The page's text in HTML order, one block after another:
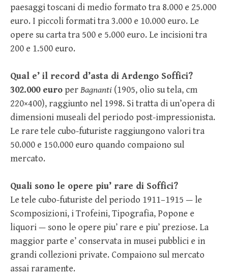
paesaggi toscani di medio formato tra 8.000 e 25.000
euro. I piccoli formati tra 3.000 e 10.000 euro. Le
opere su carta tra 500 e 5.000 euro. Le incisioni tra
200 e 1.500 euro.
Qual e’ il record d’asta di Ardengo Soffici?
302.000 euro perBagnanti (1905, olio su tela, cm
220×400), raggiunto nel 1998. Si tratta di un’opera di
dimensioni museali del periodo post-impressionista.
Le rare tele cubo-futuriste raggiungono valori tra
50.000 e 150.000 euro quando compaiono sul
mercato.
Quali sono le opere piu’ rare di Soffici?
Le tele cubo-futuriste del periodo 1911–1915 — le
Scomposizioni, i Trofeini, Tipografia, Popone e
liquori — sono le opere piu’ rare e piu’ preziose. La
maggior parte e’ conservata in musei pubblici e in
grandi collezioni private. Compaiono sul mercato
assai raramente.